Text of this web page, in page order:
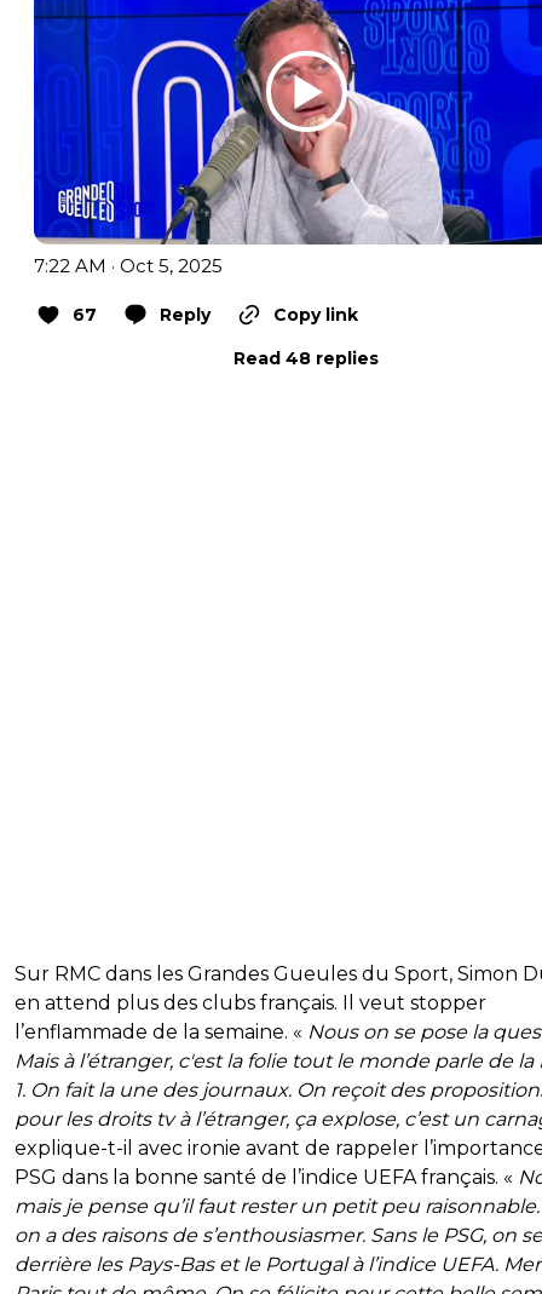
7:22 AM · Oct 5, 2025
67 Reply
Copy link
Read 48 replies
Sur RMC dans les Grandes Gueules du Sport, Simon
en attend plus des clubs français. Il veut stopper
l’enflammade de la semaine. « Nous on se pose la
Mais à l’étranger, c'est la folie tout le monde parle de la
1. On fait la une des journaux. On reçoit des
pour les droits tv à l’étranger, ça explose, c’est un
explique-t-il avec ironie avant de rappeler
PSG dans la bonne santé de l’indice UEFA français. «
mais je pense qu’il faut rester un petit peu
on a des raisons de s’enthousiasmer. Sans le PSG, on
derrière les Pays-Bas et le Portugal à l’indice UEFA.